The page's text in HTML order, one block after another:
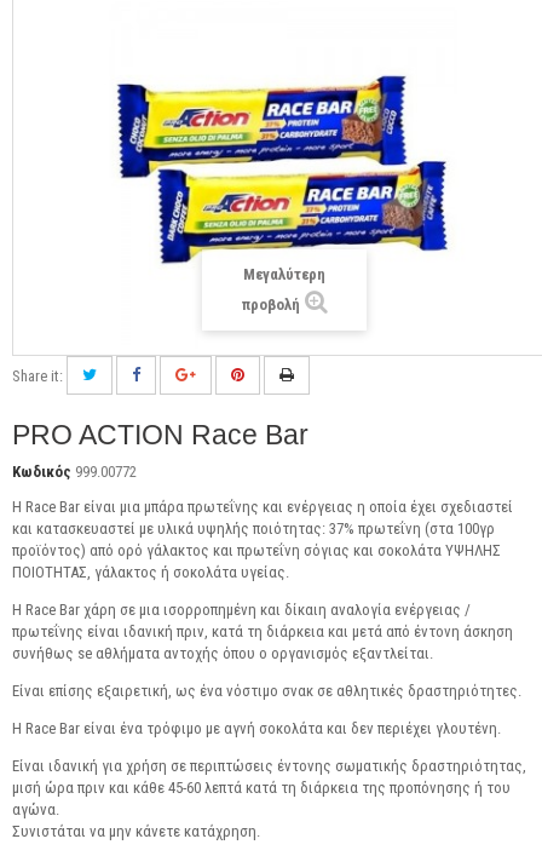
Μεγαλύτερη
προβολή
Share it:
PRO ACTION Race Bar
Κωδικός 999.00772
H Race Bar είναι μια μπάρα πρωτεΐνης και ενέργειας η οποία έχει σχεδιαστεί
και κατασκευαστεί με υλικά υψηλής ποιότητας: 37% πρωτεΐνη (στα 100γρ
προϊόντος) από ορό γάλακτος και πρωτεΐνη σόγιας και σοκολάτα ΥΨΗΛΗΣ
ΠΟΙΟΤΗΤΑΣ, γάλακτος ή σοκολάτα υγείας.
Η Race Bar χάρη σε μια ισορροπημένη και δίκαιη αναλογία ενέργειας /
πρωτεΐνης είναι ιδανική πριν, κατά τη διάρκεια και μετά από έντονη άσκηση
συνήθως se αθλήματα αντοχής όπου ο οργανισμός εξαντλείται.
Είναι επίσης εξαιρετική, ως ένα νόστιμο σνακ σε αθλητικές δραστηριότητες.
Η Race Bar είναι ένα τρόφιμο με αγνή σοκολάτα και δεν περιέχει γλουτένη.
Είναι ιδανική για χρήση σε περιπτώσεις έντονης σωματικής δραστηριότητας,
μισή ώρα πριν και κάθε 45-60 λεπτά κατά τη διάρκεια της προπόνησης ή του
αγώνα.
Συνιστάται να μην κάνετε κατάχρηση.